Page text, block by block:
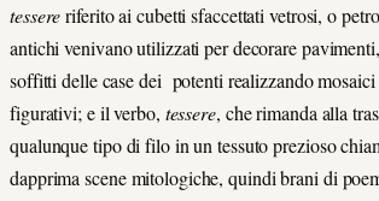
tessereriferito ai cubetti sfaccettati vetrosi, o
antichi venivano utilizzati per decorare
soffitti delle case dei potenti realizzando
figurativi; e il verbo, tessere, che rimanda alla
qualunque tipo di filo in un tessuto prezioso
dapprima scene mitologiche, quindi brani di